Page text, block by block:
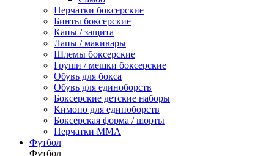
Перчатки боксерские
Бинты боксерские
Капы / защита
Лапы / макивары
Шлемы боксерские
Груши / мешки боксерские
Обувь для бокса
Обувь для единоборств
Боксерские детские наборы
Кимоно для единоборств
Боксерская форма / шорты
Перчатки ММА
Футбол
Футбол